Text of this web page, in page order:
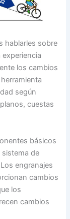
hablarles sobre
los cambios
según
cuestas
básicos
de
engranajes
cambios
los
cambios